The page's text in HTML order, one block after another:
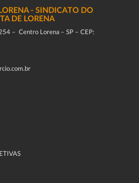
- SINDICATO DO
DE LORENA
– Centro Lorena – SP – CEP: